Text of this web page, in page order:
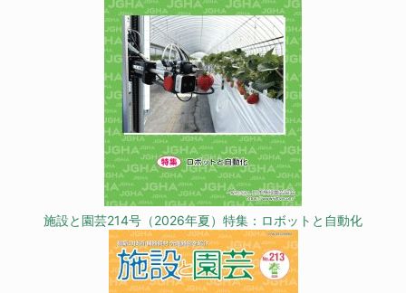
施設と園芸214号（2026年夏）特集：ロボットと自動化